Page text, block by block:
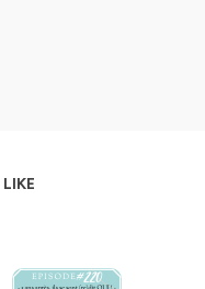
et faire le plein de
allez pouvoir